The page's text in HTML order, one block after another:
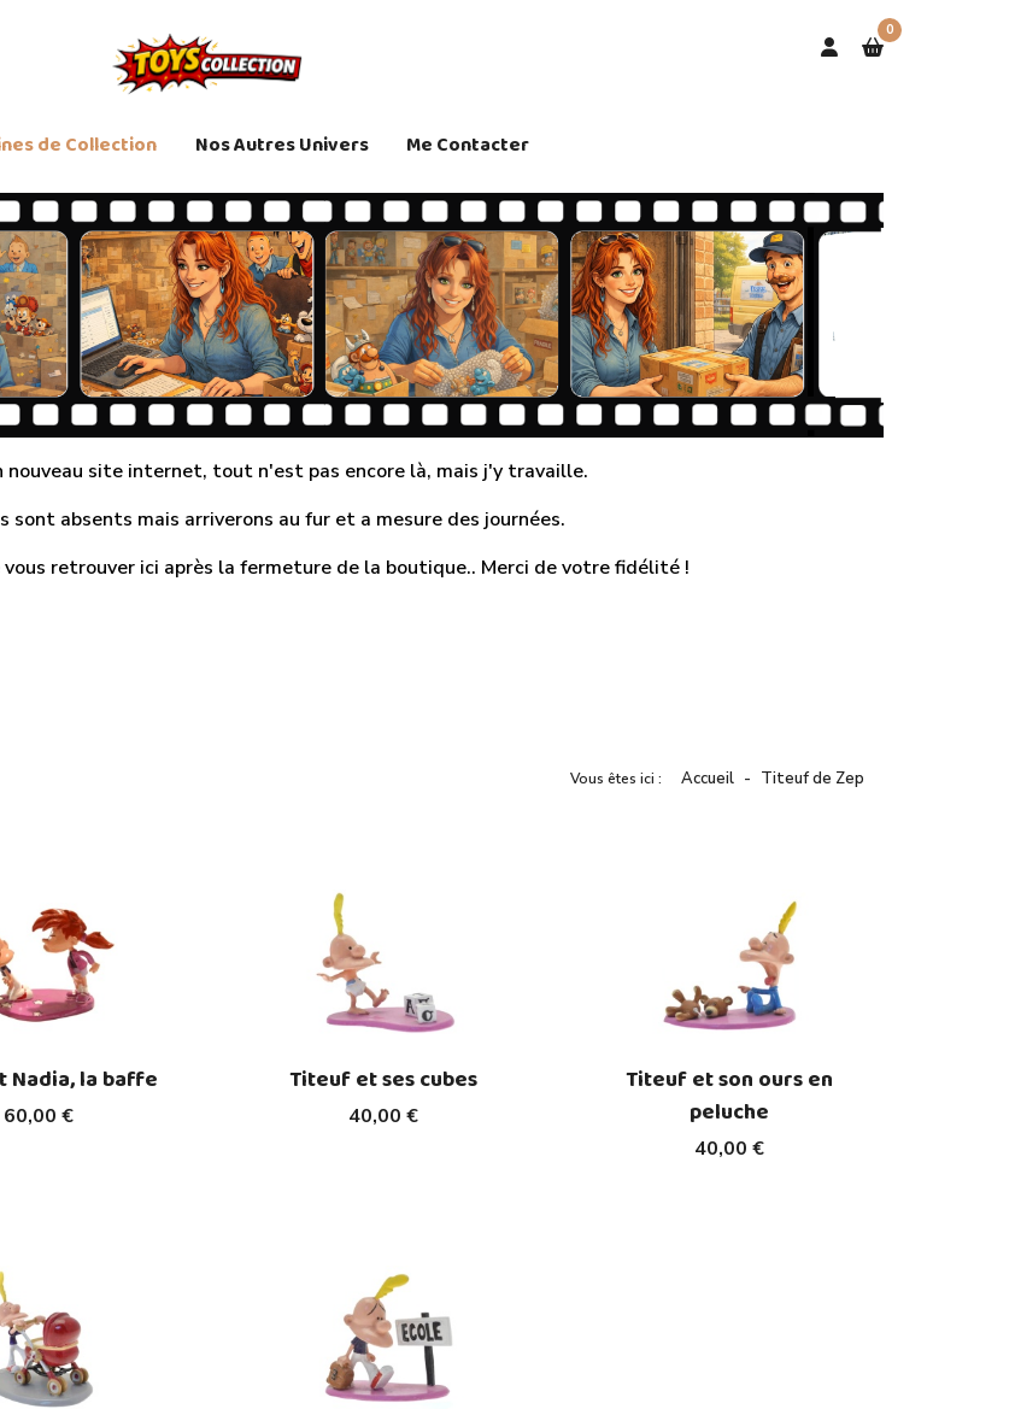
0
de Collection Nos Autres Univers Me Contacter
nouveau site internet, tout n'est pas encore là, mais j'y travaille.
sont absents mais arriverons au fur et a mesure des journées.
retrouver ici après la fermeture de la boutique.. Merci de votre fidélité !
Vous êtes ici : Accueil Titeuf de Zep
60,00 €
Nadia, la baffe
40,00 €
Titeuf et ses cubes
40,00 €
Titeuf et son ours en
peluche